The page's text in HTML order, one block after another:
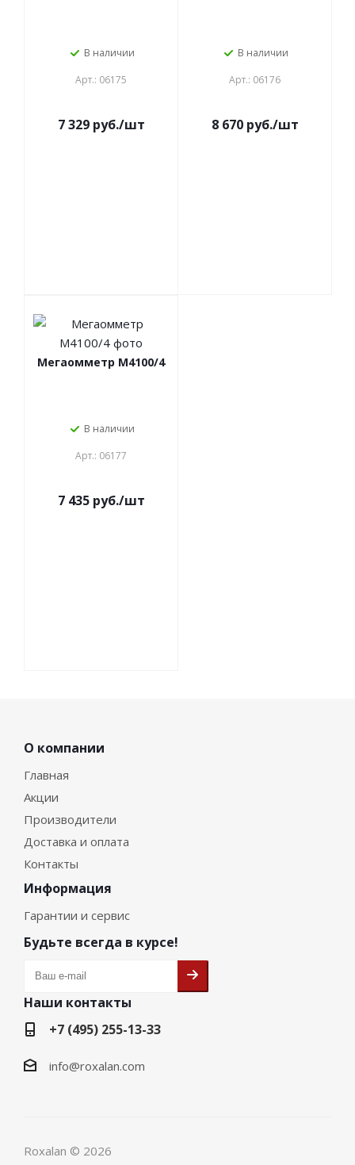
В наличии
Арт.: 06175
7 329 руб./шт
В наличии
Арт.: 06176
8 670 руб./шт
Мегаомметр М4100/4
В наличии
Арт.: 06177
7 435 руб./шт
О компании
Главная
Акции
Производители
Доставка и оплата
Контакты
Информация
Гарантии и сервис
Будьте всегда в курсе!
Наши контакты
+7 (495) 255-13-33
info@roxalan.com
Roxalan © 2026